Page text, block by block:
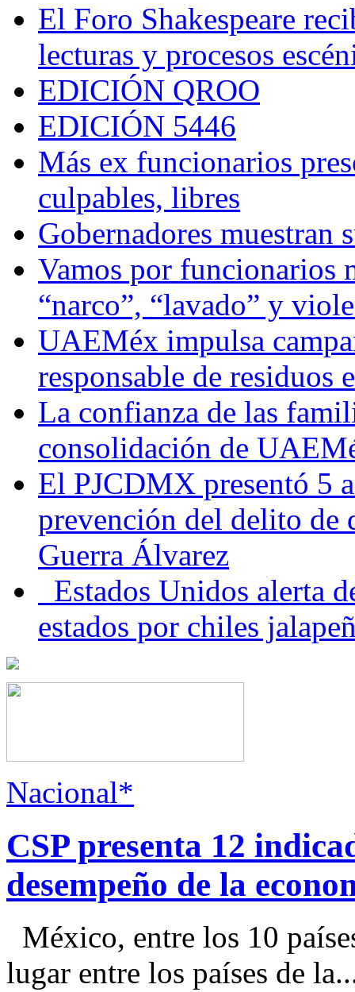
El Foro Shakespeare
lecturas y procesos
EDICIÓN QROO
EDICIÓN 5446
Más ex funcionarios
culpables, libres
Gobernadores muestran
Vamos por funcionarios
“narco”, “lavado” y
UAEMéx impulsa
responsable de residuos
La confianza de las
consolidación de
El PJCDMX presentó 5
prevención del delito de
Guerra Álvarez
Estados Unidos alerta
estados por chiles
Nacional*
CSP presenta 12
desempeño de la
México, entre los 10
lugar entre los países de